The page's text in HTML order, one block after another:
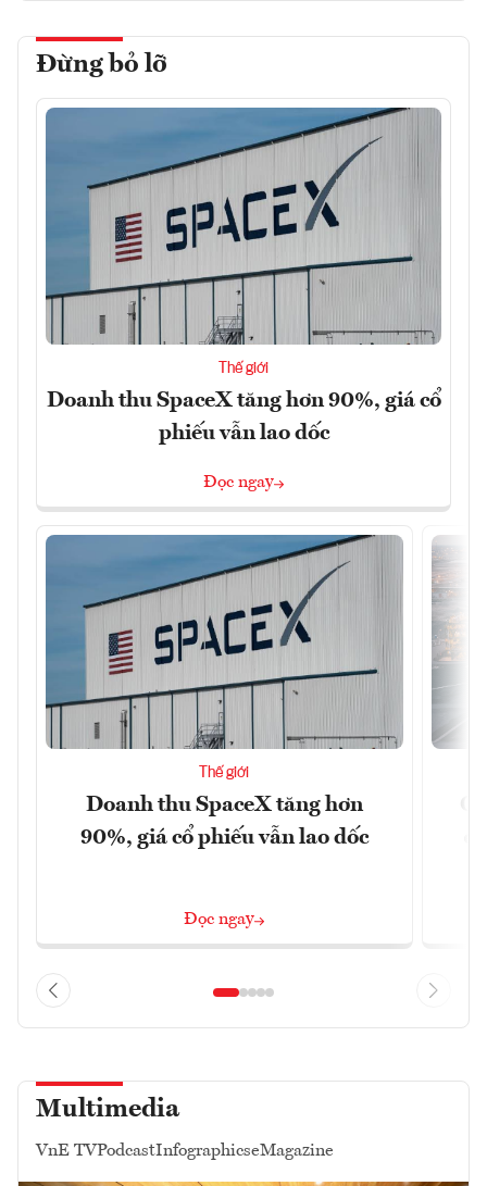
Đừng bỏ lỡ
Thế giới
Doanh thu SpaceX tăng hơn 90%, giá cổ
phiếu vẫn lao dốc
Đọc ngay
Thế giới
Doanh thu SpaceX tăng hơn
90%, giá cổ phiếu vẫn lao dốc
Đọc ngay
Multimedia
VnE TVPodcastInfographicseMagazine